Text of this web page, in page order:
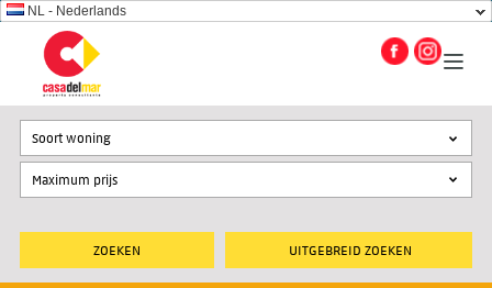
NL - Nederlands
UITGEBREID ZOEKEN
Soort woning